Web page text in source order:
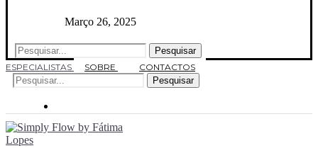
Março 26, 2025
Pesquisar
ESPECIALISTAS
SOBRE
CONTACTOS
Pesquisar